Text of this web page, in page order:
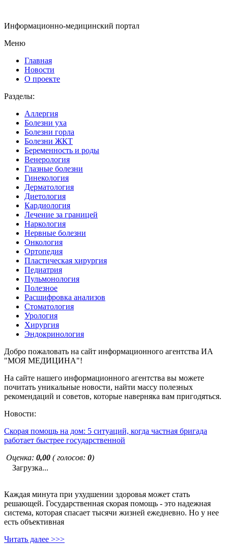
Информационно-медицинский портал
Меню
Главная
Новости
О проекте
Разделы:
Аллергия
Болезни уха
Болезни горла
Болезни ЖКТ
Беременность и роды
Венерология
Глазные болезни
Гинекология
Дерматология
Диетология
Кардиология
Лечение за границей
Наркология
Нервные болезни
Онкология
Ортопедия
Пластическая хирургия
Педиатрия
Пульмонология
Полезное
Расшифровка анализов
Стоматология
Урология
Хирургия
Эндокринология
Добро пожаловать на сайт информационного агентства ИА
"МОЯ МЕДИЦИНА"!
На сайте нашего информационного агентства вы можете
почитать уникальные новости, найти массу полезных
рекомендаций и советов, которые наверняка вам пригодяться.
Новости:
Скорая помощь на дом: 5 ситуаций, когда частная бригада
работает быстрее государственной
Оценка: 0,00 ( голосов: 0)
Загрузка...
Каждая минута при ухудшении здоровья может стать
решающей. Государственная скорая помощь - это надежная
система, которая спасает тысячи жизней ежедневно. Но у нее
есть объективная
Читать далее >>>